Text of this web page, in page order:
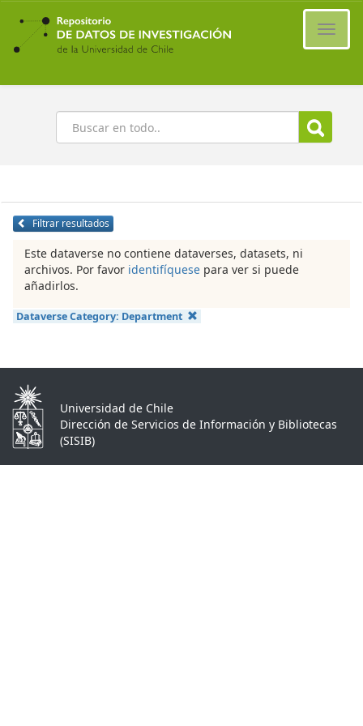
Ir
contenido
principal
Buscar
Filtrar resultados
Este dataverse no contiene dataverses, datasets, ni
archivos. Por favor identifíquese para ver si puede
añadirlos.
Dataverse Category: Department
Universidad de Chile
Dirección de Servicios de Información y Bibliotecas
(SISIB)